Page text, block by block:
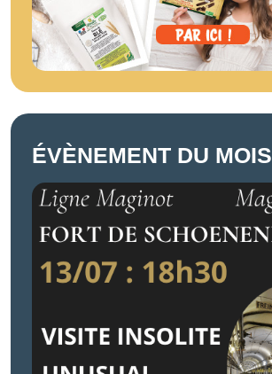
ÉVÈNEMENT DU MOIS